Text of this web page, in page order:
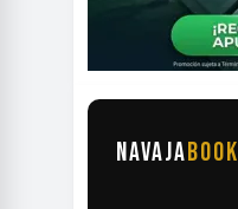
NAVAJABOOK